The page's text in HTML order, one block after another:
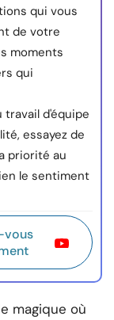
qui vous
de votre
moments
qui
travail d'équipe
essayez de
priorité au
le sentiment
vous
magique où